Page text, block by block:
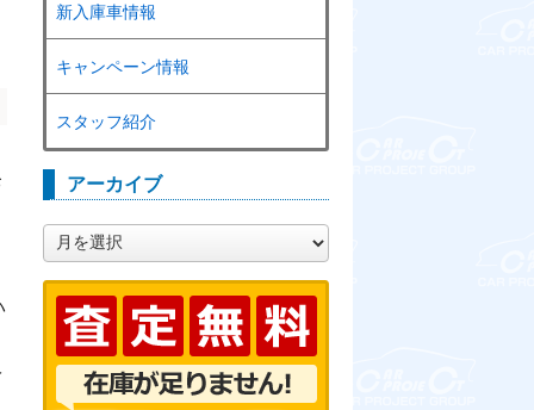
新入庫車情報
キャンペーン情報
スタッフ紹介
アーカイブ
ー
カ